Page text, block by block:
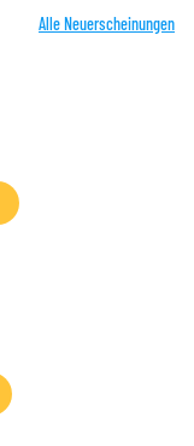
Alle Neuerscheinungen